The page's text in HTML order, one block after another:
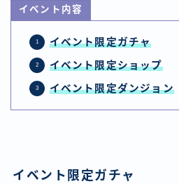
イベント内容
イベント限定ガチャ
イベント限定ショップ
イベント限定ダンジョン
イベント限定ガチャ